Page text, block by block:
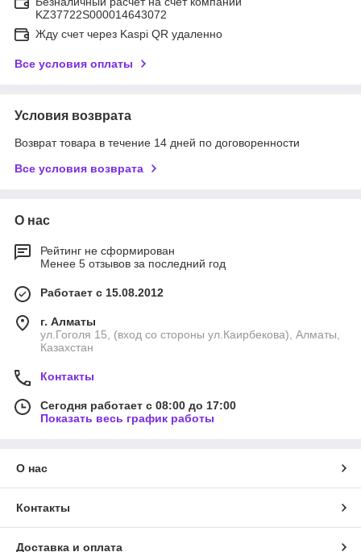
KZ37722S000014643072
Жду счет через Kaspi QR удаленно
Все условия оплаты
Условия возврата
Возврат товара в течение 14 дней по договоренности
Все условия возврата
О нас
Рейтинг не сформирован
Менее 5 отзывов за последний год
Работает с 15.08.2012
г. Алматы
ул.Гоголя 15, (вход со стороны ул.Каирбекова), Алматы,
Казахстан
Контакты
Сегодня работает с 08:00 до 17:00
Показать весь график работы
О нас
Контакты
Доставка и оплата